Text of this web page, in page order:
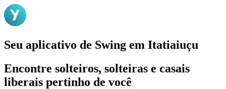
Seu aplicativo de Swing em Itatiaiuçu
Encontre solteiros, solteiras e casais
liberais pertinho de você